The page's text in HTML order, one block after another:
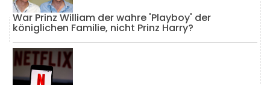
War Prinz William der wahre 'Playboy' der
königlichen Familie, nicht Prinz Harry?